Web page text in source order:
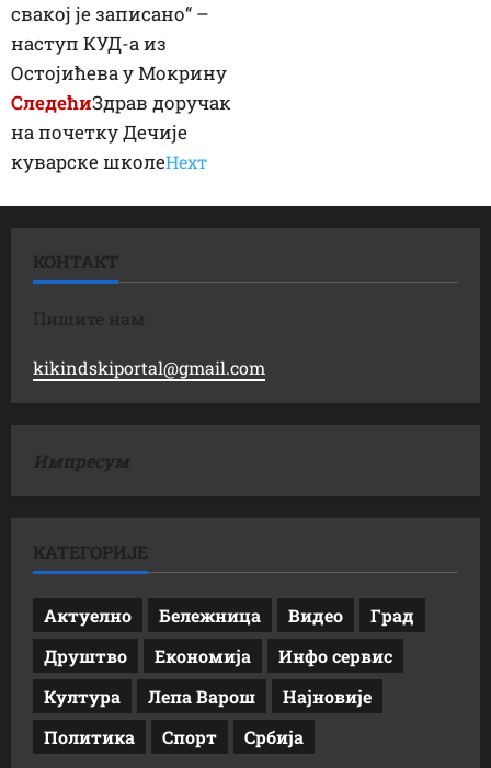
свакој је записано“ –
наступ КУД-а из
Остојићева у Мокрину
СледећиЗдрав доручак
на почетку Дечије
куварске школеНеxт
КОНТАКТ
Пишите нам
kikindskiportal@gmail.com
Импресум
КАТЕГОРИЈЕ
Актуелно Бележница Видео
Град
Друштво
Економија
Инфо сервис
Култура
Лепа Варош
Најновије
Политика
Спорт Србија